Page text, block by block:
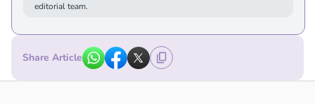
editorial team.
Share Article